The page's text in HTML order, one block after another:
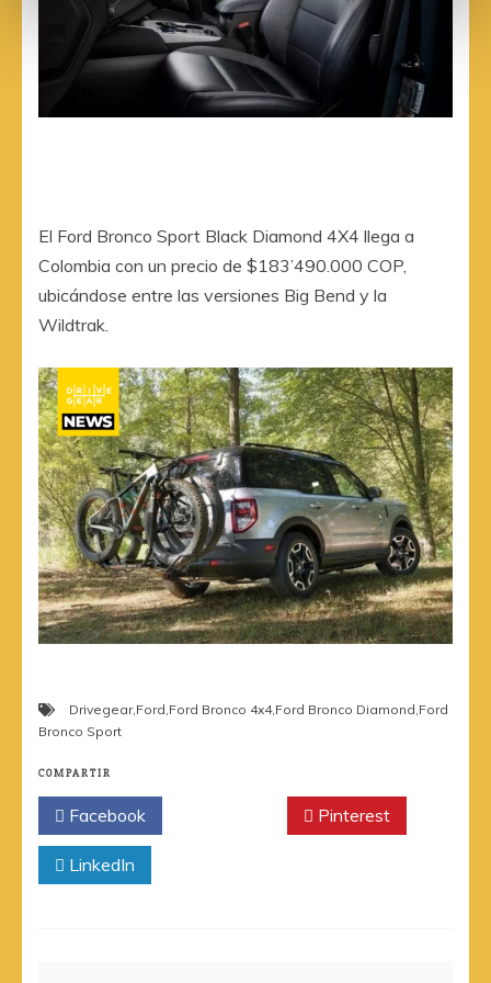
El Ford Bronco Sport Black Diamond 4X4 llega a
Colombia con un precio de $183’490.000 COP,
ubicándose entre las versiones Big Bend y la
Wildtrak.
Drivegear, Ford Ford Bronco 4x4, Ford Bronco Diamond Ford
Bronco Sport
COMPARTIR
Facebook Pinterest
LinkedIn